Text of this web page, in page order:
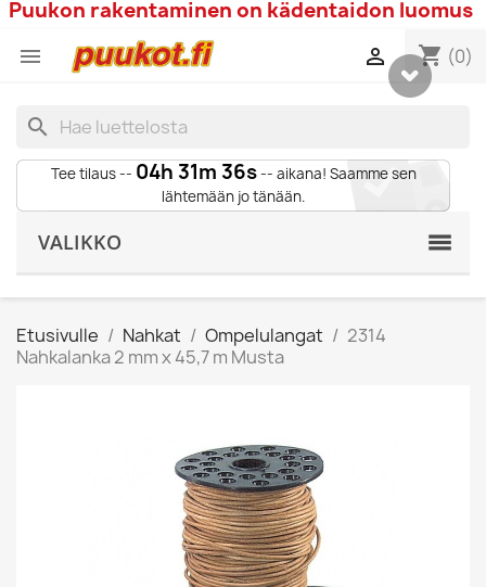
Puukon rakentaminen on kädentaidon luomus
 shopping_cart (0)

search
Tee tilaus -- 04h 31m 35s -- aikana! Saamme sen
lähtemään jo tänään.
VALIKKO
Etusivulle Nahkat Ompelulangat
2314
Nahkalanka 2 mm x 45,7 m Musta